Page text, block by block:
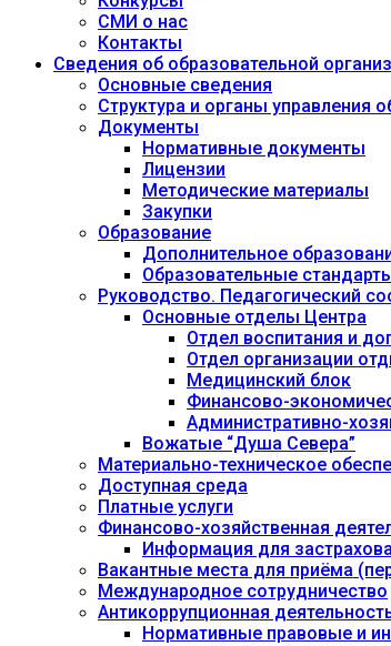
СМИ о нас
Контакты
Сведения об образовательной
Основные сведения
Структура и органы управления
Документы
Нормативные документы
Лицензии
Методические материалы
Закупки
Образование
Дополнительное
Образовательные
Руководство. Педагогический
Основные отделы Центра
Отдел воспитания и
Отдел организации
Медицинский блок
Финансово-
Административно-
Вожатые “Душа Севера”
Материально-техническое
Доступная среда
Платные услуги
Финансово-хозяйственная
Информация для
Вакантные места для приёма
Международное сотрудничество
Антикоррупционная
Нормативные правовые и